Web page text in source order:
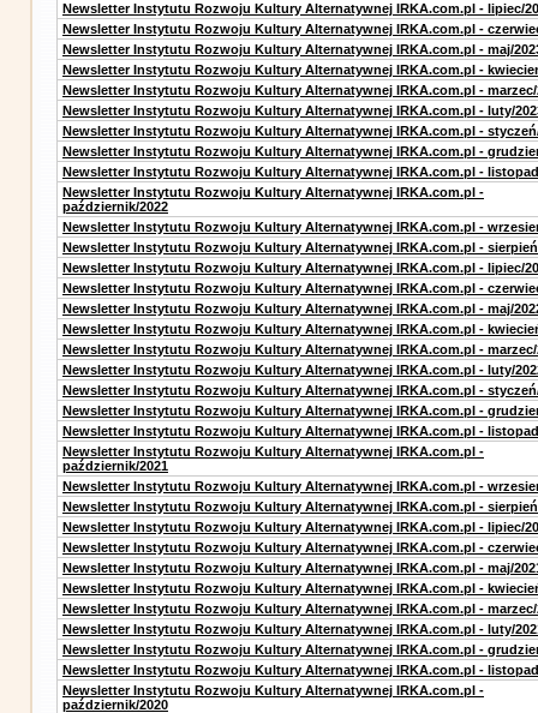
Newsletter Instytutu Rozwoju Kultury Alternatywnej IRKA.com.pl - lipiec/
Newsletter Instytutu Rozwoju Kultury Alternatywnej IRKA.com.pl -
Newsletter Instytutu Rozwoju Kultury Alternatywnej IRKA.com.pl - maj/
Newsletter Instytutu Rozwoju Kultury Alternatywnej IRKA.com.pl -
Newsletter Instytutu Rozwoju Kultury Alternatywnej IRKA.com.pl - marzec/
Newsletter Instytutu Rozwoju Kultury Alternatywnej IRKA.com.pl - luty/
Newsletter Instytutu Rozwoju Kultury Alternatywnej IRKA.com.pl -
Newsletter Instytutu Rozwoju Kultury Alternatywnej IRKA.com.pl -
Newsletter Instytutu Rozwoju Kultury Alternatywnej IRKA.com.pl -
Newsletter Instytutu Rozwoju Kultury Alternatywnej IRKA.com.pl -
październik/2022
Newsletter Instytutu Rozwoju Kultury Alternatywnej IRKA.com.pl -
Newsletter Instytutu Rozwoju Kultury Alternatywnej IRKA.com.pl -
Newsletter Instytutu Rozwoju Kultury Alternatywnej IRKA.com.pl - lipiec/
Newsletter Instytutu Rozwoju Kultury Alternatywnej IRKA.com.pl -
Newsletter Instytutu Rozwoju Kultury Alternatywnej IRKA.com.pl - maj/
Newsletter Instytutu Rozwoju Kultury Alternatywnej IRKA.com.pl -
Newsletter Instytutu Rozwoju Kultury Alternatywnej IRKA.com.pl - marzec/
Newsletter Instytutu Rozwoju Kultury Alternatywnej IRKA.com.pl - luty/
Newsletter Instytutu Rozwoju Kultury Alternatywnej IRKA.com.pl -
Newsletter Instytutu Rozwoju Kultury Alternatywnej IRKA.com.pl -
Newsletter Instytutu Rozwoju Kultury Alternatywnej IRKA.com.pl -
Newsletter Instytutu Rozwoju Kultury Alternatywnej IRKA.com.pl -
październik/2021
Newsletter Instytutu Rozwoju Kultury Alternatywnej IRKA.com.pl -
Newsletter Instytutu Rozwoju Kultury Alternatywnej IRKA.com.pl -
Newsletter Instytutu Rozwoju Kultury Alternatywnej IRKA.com.pl - lipiec/
Newsletter Instytutu Rozwoju Kultury Alternatywnej IRKA.com.pl -
Newsletter Instytutu Rozwoju Kultury Alternatywnej IRKA.com.pl - maj/
Newsletter Instytutu Rozwoju Kultury Alternatywnej IRKA.com.pl -
Newsletter Instytutu Rozwoju Kultury Alternatywnej IRKA.com.pl - marzec/
Newsletter Instytutu Rozwoju Kultury Alternatywnej IRKA.com.pl - luty/
Newsletter Instytutu Rozwoju Kultury Alternatywnej IRKA.com.pl -
Newsletter Instytutu Rozwoju Kultury Alternatywnej IRKA.com.pl -
Newsletter Instytutu Rozwoju Kultury Alternatywnej IRKA.com.pl -
październik/2020